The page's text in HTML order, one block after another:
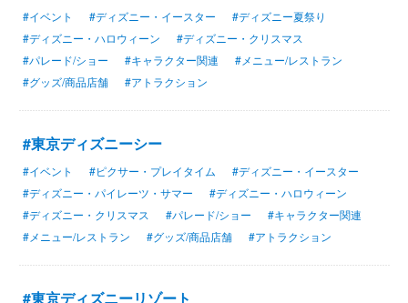
#イベント #ディズニー・イースター
#ディズニー夏祭り
#ディズニー・ハロウィーン
#ディズニー・クリスマス
#パレード/ショー
#キャラクター関連
#メニュー/レストラン
#グッズ/商品店舗
#アトラクション
#東京ディズニーシー
#イベント #ピクサー・プレイタイム
#ディズニー・イースター
#ディズニー・パイレーツ・サマー
#ディズニー・ハロウィーン
#ディズニー・クリスマス
#パレード/ショー
#キャラクター関連
#メニュー/レストラン
#グッズ/商品店舗 #アトラクション
#東京ディズニーリゾート